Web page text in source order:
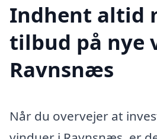
Indhent altid
tilbud på nye
Ravnsnæs
Når du overvejer at